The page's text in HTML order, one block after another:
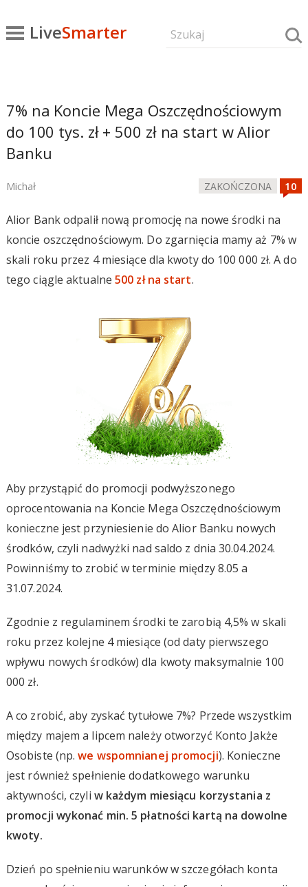
LiveSmarter
7% na Koncie Mega Oszczędnościowym
do 100 tys. zł + 500 zł na start w Alior
Banku
Michał ZAKOŃCZONA
Alior Bank odpalił nową promocję na nowe środki na
koncie oszczędnościowym. Do zgarnięcia mamy aż 7% w
skali roku przez 4 miesiące dla kwoty do 100 000 zł. A do
tego ciągle aktualne500 zł na start.
Aby przystąpić do promocji podwyższonego
oprocentowania na Koncie Mega Oszczędnościowym
konieczne jest przyniesienie do Alior Banku nowych
środków, czyli nadwyżki nad saldo z dnia 30.04.2024.
Powinniśmy to zrobić w terminie między 8.05 a
31.07.2024.
Zgodnie z regulaminem środki te zarobią 4,5% w skali
roku przez kolejne 4 miesiące (od daty pierwszego
wpływu nowych środków) dla kwoty maksymalnie 100
000 zł.
A co zrobić, aby zyskać tytułowe 7%? Przede wszystkim
między majem a lipcem należy otworzyć Konto Jakże
Osobiste (np.we wspomnianej promocji). Konieczne
jest również spełnienie dodatkowego warunku
aktywności, czyli w każdym miesiącu korzystania z
promocji wykonać min. 5 płatności kartą na dowolne
kwoty.
Dzień po spełnieniu warunków w szczegółach konta